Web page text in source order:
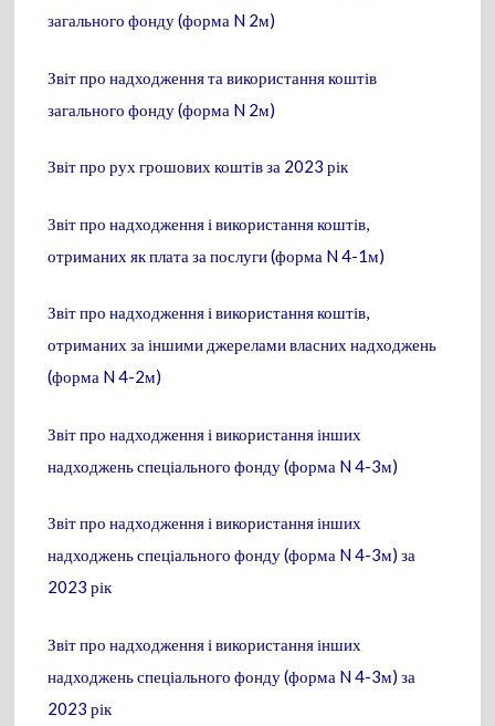
загального фонду (форма N 2м)
Звіт про надходження та використання коштів
загального фонду (форма N 2м)
Звіт про рух грошових коштів за 2023 рік
Звіт про надходження і використання коштів,
отриманих як плата за послуги (форма N 4-1м)
Звіт про надходження і використання коштів,
отриманих за іншими джерелами власних надходжень
(форма N 4-2м)
Звіт про надходження і використання інших
надходжень спеціального фонду (форма N 4-3м)
Звіт про надходження і використання інших
надходжень спеціального фонду (форма N 4-3м) за
2023 рік
Звіт про надходження і використання інших
надходжень спеціального фонду (форма N 4-3м) за
2023 рік